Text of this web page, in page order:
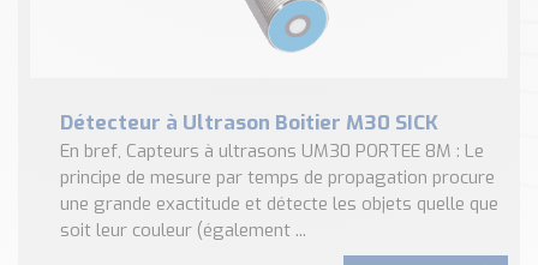
Détecteur à Ultrason Boitier M30 SICK
En bref, Capteurs à ultrasons UM30 PORTEE 8M : Le
principe de mesure par temps de propagation procure
une grande exactitude et détecte les objets quelle que
soit leur couleur (également ...